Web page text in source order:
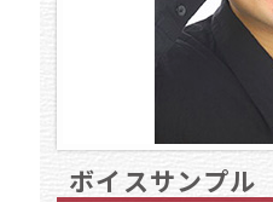
ボイスサンプル